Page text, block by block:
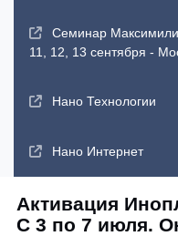
Семинар
11, 12, 13 сентября -
Нано Технологии
Нано Интернет
Активация
С 3 по 7 июля.